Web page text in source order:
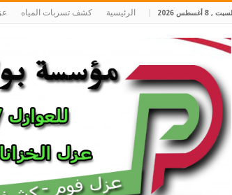
السبت , 8 أغسطس 2026 الرئيسية كشف تسربات المياه